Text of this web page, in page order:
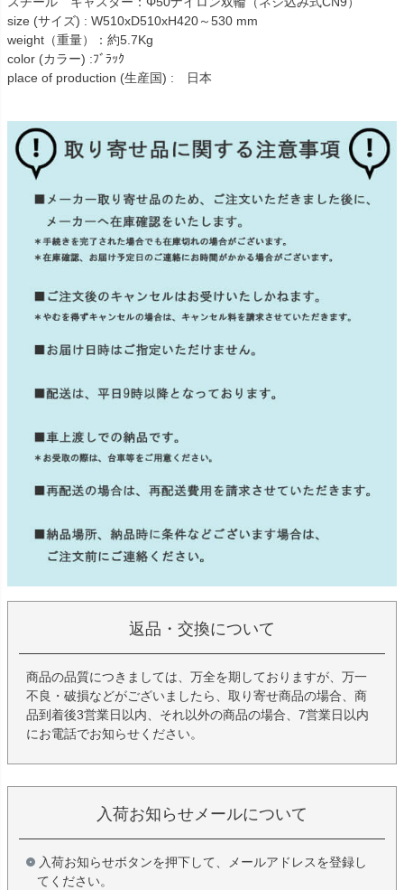
size (サイズ) : W510xD510xH420～530 mm
weight（重量）：約5.7Kg
color (カラー) :ﾌﾞﾗｯｸ
place of production (生産国) : 日本
返品・交換について
商品の品質につきましては、万全を期しておりますが、万一
不良・破損などがございましたら、取り寄せ商品の場合、商
品到着後3営業日以内、それ以外の商品の場合、7営業日以内
にお電話でお知らせください。
入荷お知らせメールについて
入荷お知らせボタンを押下して、メールアドレスを登録し
てください。